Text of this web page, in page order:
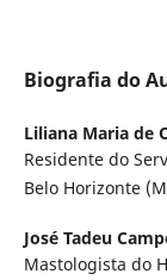
Biografia do
Liliana Maria de
Residente do
Belo Horizonte
José Tadeu
Mastologista do